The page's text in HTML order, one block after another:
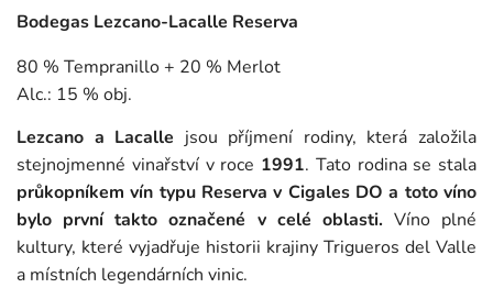
Bodegas Lezcano-Lacalle Reserva
80 % Tempranillo + 20 % Merlot
Alc.: 15 % obj.
Lezcano a Lacalle jsou příjmení rodiny, která založila
stejnojmenné vinařství v roce 1991. Tato rodina se stala
průkopníkem vín typu Reserva v Cigales DO a toto víno
bylo první takto označené v celé oblasti. Víno plné
kultury, které vyjadřuje historii krajiny Trigueros del Valle
a místních legendárních vinic.